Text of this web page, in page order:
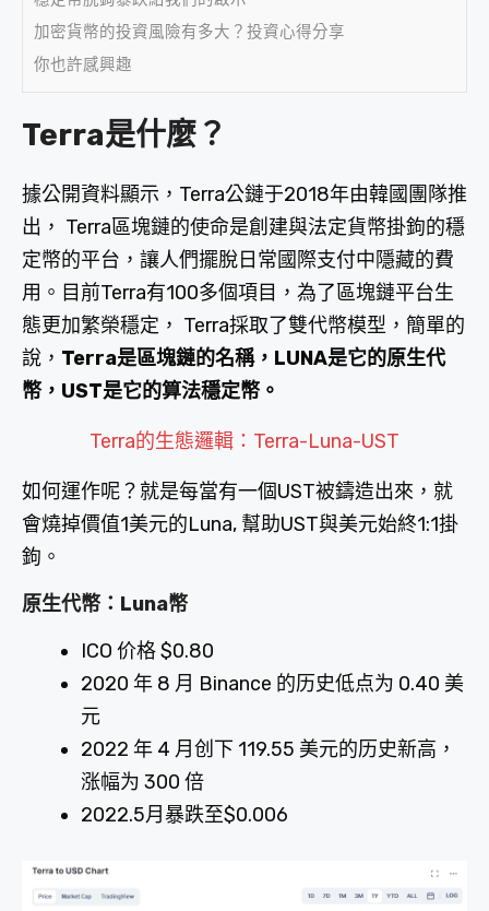
加密貨幣的投資風險有多大？投資心得分享
你也許感興趣
Terra是什麼？
據公開資料顯示，Terra公鏈于2018年由韓國團隊推
出， Terra區塊鏈的使命是創建與法定貨幣掛鉤的穩
定幣的平台，讓人們擺脫日常國際支付中隱藏的費
用。目前Terra有100多個項目，為了區塊鏈平台生
態更加繁榮穩定， Terra採取了雙代幣模型，簡單的
說， Terra是區塊鏈的名稱，LUNA是它的原生代
幣，UST是它的算法穩定幣。
Terra的生態邏輯：Terra-Luna-UST
如何運作呢？就是每當有一個UST被鑄造出來，就
會燒掉價值1美元的Luna, 幫助UST與美元始終1:1掛
鉤。
原生代幣：Luna幣
ICO 价格 $0.80
2020 年 8 月 Binance 的历史低点为 0.40 美
元
2022 年 4 月创下 119.55 美元的历史新高，
涨幅为 300 倍
2022.5月暴跌至$0.006